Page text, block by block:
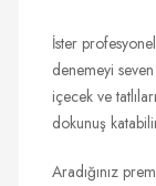
İster
denemeyi
içecek ve
dokunuş
Aradığınız